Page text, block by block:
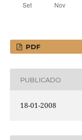
PDF
PUBLICADO
18-01-2008